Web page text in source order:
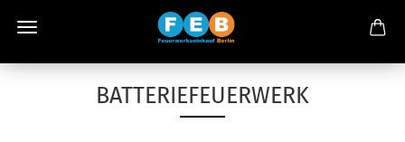
BATTERIEFEUERWERK